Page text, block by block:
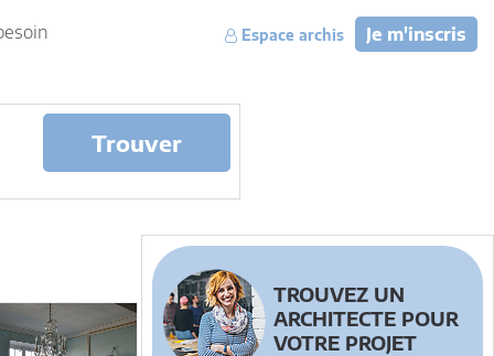
Je m'inscris
Espace archis
Trouver
TROUVEZ UN
ARCHITECTE POUR
VOTRE PROJET